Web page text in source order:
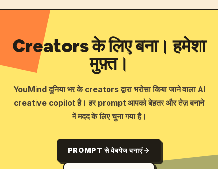
Creators के लिए बना। हमेशा
मुफ़्त।
YouMind दुनिया भर के creators द्वारा भरोसा किया जाने वाला AI
creative copilot है। हर prompt आपको बेहतर और तेज़ बनाने
में मदद के लिए चुना गया है।
PROMPT से वेबपेज बनाएं